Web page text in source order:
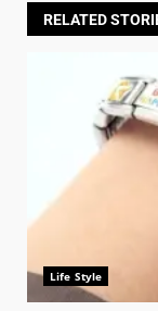
RELATED
Life Style